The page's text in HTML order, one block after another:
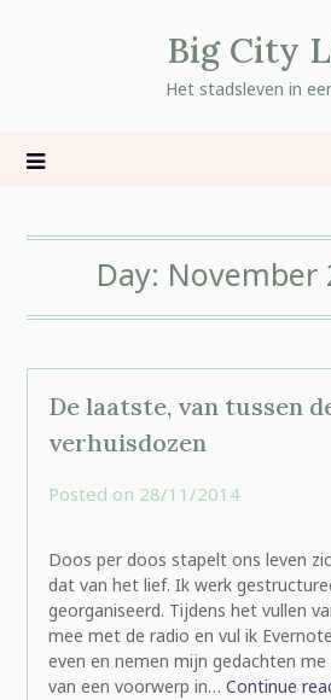
Big City
Het stadsleven in
Day: November
De laatste, van tussen
verhuisdozen
Posted on 28/11/2014by
Doos per doos stapelt ons leven
dat van het lief. Ik werk
georganiseerd. Tijdens het vullen
mee met de radio en vul ik
even en nemen mijn gedachten
van een voorwerp in… Continue